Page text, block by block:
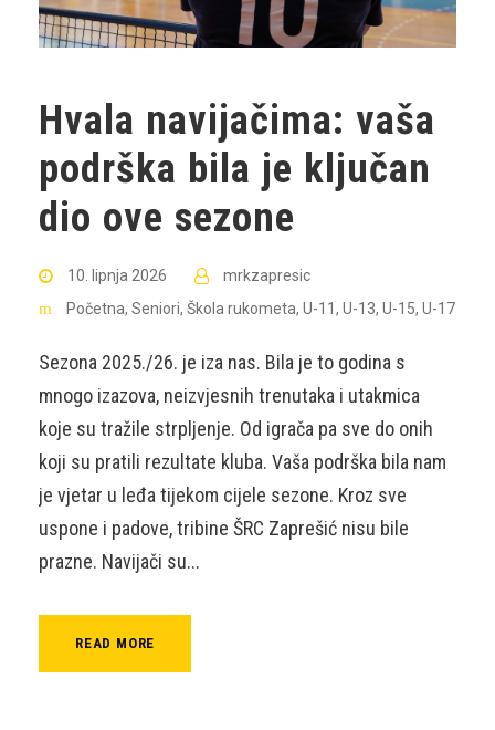
Hvala navijačima: vaša
podrška bila je ključan
dio ove sezone
10. lipnja 2026
mrkzapresic
Početna, Seniori, Škola rukometa, U-11, U-13, U-15, U-17
Sezona 2025./26. je iza nas. Bila je to godina s
mnogo izazova, neizvjesnih trenutaka i utakmica
koje su tražile strpljenje. Od igrača pa sve do onih
koji su pratili rezultate kluba. Vaša podrška bila nam
je vjetar u leđa tijekom cijele sezone. Kroz sve
uspone i padove, tribine ŠRC Zaprešić nisu bile
prazne. Navijači su...
READ MORE